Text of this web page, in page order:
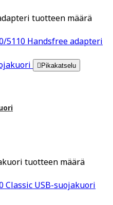
tuotteen määrä
5110 Handsfree adapteri
Pikakatselu
tuotteen määrä
Classic USB-suojakuori